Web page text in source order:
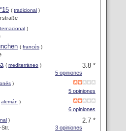
( tradicional )
)
( francés )
3.8 *
( mediterráneo )
5 opiniones
)
5 opiniones
alemán )
6 opiniones
2.7 *
)
3 opiniones